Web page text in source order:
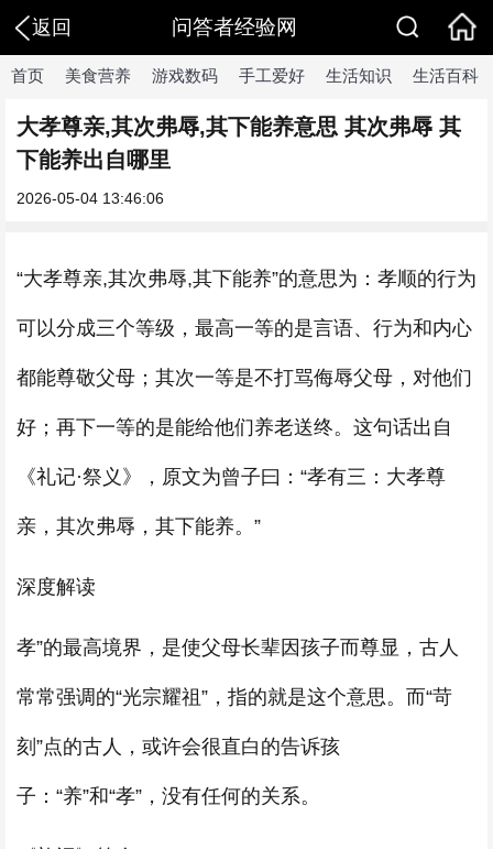
返回 问答者经验网
首页 美食营养 游戏数码 手工爱好 生活知识 生活百科
大孝尊亲,其次弗辱,其下能养意思 其次弗辱 其
下能养出自哪里
2026-05-04 13:46:06
“大孝尊亲,其次弗辱,其下能养”的意思为：孝顺的行为
可以分成三个等级，最高一等的是言语、行为和内心
都能尊敬父母；其次一等是不打骂侮辱父母，对他们
好；再下一等的是能给他们养老送终。这句话出自
《礼记·祭义》，原文为曾子曰：“孝有三：大孝尊
亲，其次弗辱，其下能养。”
深度解读
孝”的最高境界，是使父母长辈因孩子而尊显，古人
常常强调的“光宗耀祖”，指的就是这个意思。而“苛
刻”点的古人，或许会很直白的告诉孩
子：“养”和“孝”，没有任何的关系。